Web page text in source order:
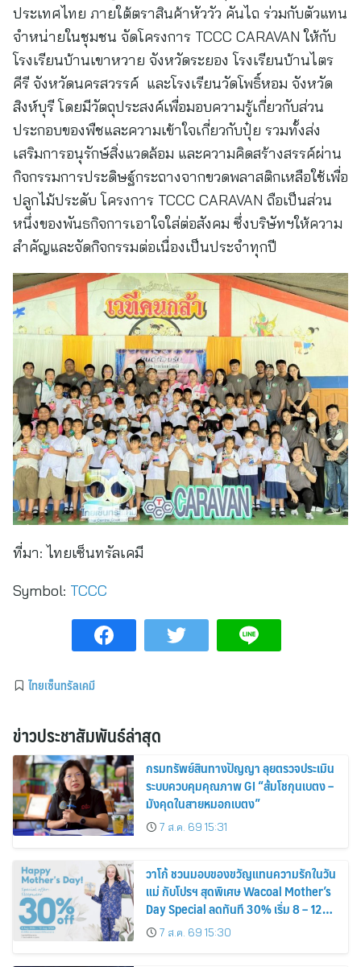
ประเทศไทย ภายใต้ตราสินค้าหัววัว คันไถ ร่วมกับตัวแทน
จำหน่ายในชุมชน จัดโครงการ TCCC CARAVAN ให้กับ
โรงเรียนบ้านเขาหวาย จังหวัดระยอง โรงเรียนบ้านไตร
คีรี จังหวัดนครสวรรค์ และโรงเรียนวัดโพธิ์หอม จังหวัด
สิงห์บุรี โดยมีวัตถุประสงค์เพื่อมอบความรู้เกี่ยวกับส่วน
ประกอบของพืชและความเข้าใจเกี่ยวกับปุ๋ย รวมทั้งส่ง
เสริมการอนุรักษ์สิ่งแวดล้อม และความคิดสร้างสรรค์ผ่าน
กิจกรรมการประดิษฐ์กระถางจากขวดพลาสติกเหลือใช้เพื่อ
ปลูกไม้ประดับ โครงการ TCCC CARAVAN ถือเป็นส่วน
หนึ่งของพันธกิจการเอาใจใส่ต่อสังคม ซึ่งบริษัทฯให้ความ
สำคัญและจัดกิจกรรมต่อเนื่องเป็นประจำทุกปี
ที่มา: ไทยเซ็นทรัลเคมี
Symbol: TCCC
ไทยเซ็นทรัลเคมี
ข่าวประชาสัมพันธ์ล่าสุด
กรมทรัพย์สินทางปัญญา ลุยตรวจประเมิน
ระบบควบคุมคุณภาพ GI “ส้มโชกุนเบตง –
มังคุดในสายหมอกเบตง”
7 ส.ค. 69 15:31
วาโก้ ชวนมอบของขวัญแทนความรักในวัน
แม่ กับโปรฯ สุดพิเศษ Wacoal Mother’s
Day Special ลดทันที 30% เริ่ม 8 – 12
สิงหาคม 2569
7 ส.ค. 69 15:30